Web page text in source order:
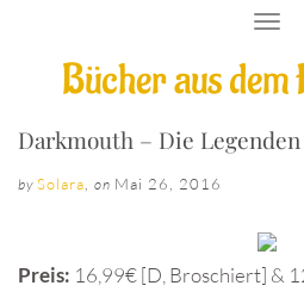
Bücher aus dem
T
G
E
N
G
T
Darkmouth – Die
by Solara on Mai 26, 2016
Preis: 16,99€ [D, Broschiert] &